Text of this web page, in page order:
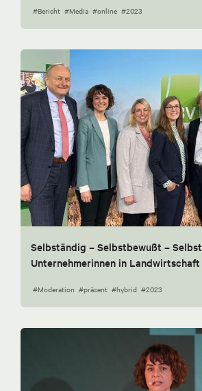
#Bericht #Media #online #2023
Selbständig – Selbstbewußt –
Unternehmerinnen in
#Moderation #präsent #hybrid #2023